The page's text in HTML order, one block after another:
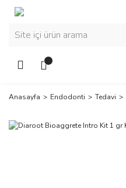
Anasayfa Endodonti Tedavi